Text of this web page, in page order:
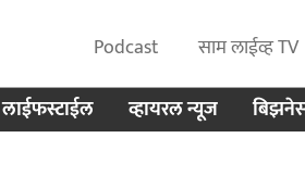
Podcast साम लाईव्ह TV
लाईफस्टाईल व्हायरल न्यूज